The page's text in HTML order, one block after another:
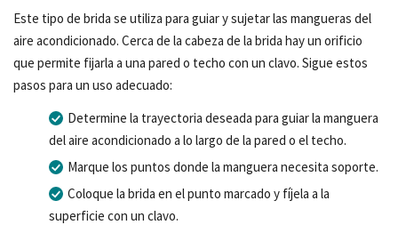
Este tipo de brida se utiliza para guiar y sujetar las mangueras del
aire acondicionado. Cerca de la cabeza de la brida hay un orificio
que permite fijarla a una pared o techo con un clavo. Sigue estos
pasos para un uso adecuado:
Determine la trayectoria deseada para guiar la manguera
del aire acondicionado a lo largo de la pared o el techo.
Marque los puntos donde la manguera necesita soporte.
Coloque la brida en el punto marcado y fíjela a la
superficie con un clavo.